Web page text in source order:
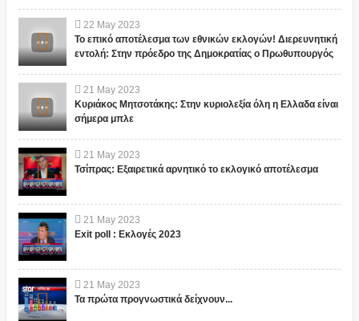
22 May 2023
Το επικό αποτέλεσμα των εθνικών εκλογών! Διερευνητική
εντολή: Στην πρόεδρο της Δημοκρατίας ο Πρωθυπουργός
21 May 2023
Κυριάκος Μητσοτάκης: Στην κυριολεξία όλη η Ελλαδα είναι
σήμερα μπλε
21 May 2023
Τσίπρας: Εξαιρετικά αρνητικό το εκλογικό αποτέλεσμα
21 May 2023
Exit poll : Εκλογές 2023
21 May 2023
Τα πρώτα προγνωστικά δείχνουν...